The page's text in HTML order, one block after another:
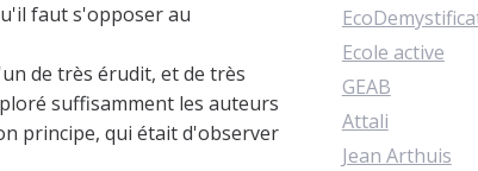
faut s'opposer au
de très érudit, et de très
suffisamment les auteurs
principe, qui était d'observer
Ecole active
GEAB
Attali
Jean Arthuis